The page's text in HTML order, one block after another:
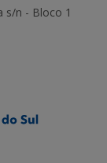
s/n - Bloco 1